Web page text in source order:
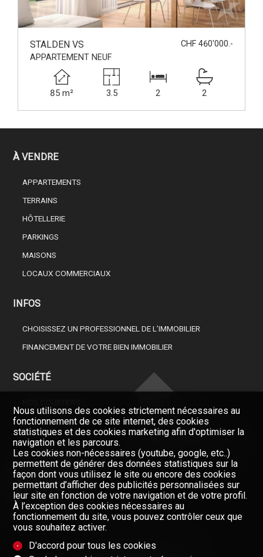
STALDEN VS
CHF 460'000.-
APPARTEMENT NEUF
85 m² 3.5 2 2
À VENDRE
APPARTEMENTS
TERRAINS
HÔTELLERIE
PARKINGS
MAISONS
LOCAUX COMMERCIAUX
INFOS
CHOISISSEZ UN PROFESSIONNEL DE L’IMMOBILIER
FINANCEMENT DE VOTRE BIEN IMMOBILIER
SOCIÉTÉ
À PROPOS DE NOUS
GAZETTE
FORMULAIRE DE CONTACT
Restez informés, enregistrez-
vous à notre newsletter
Newsletter
Nous utilisons des cookies strictement nécessaires au
fonctionnement de ce site internet, des cookies
statistiques et des cookies marketing afin d'optimiser la
navigation et les parcours.
Les cookies non-nécessaires (youtube, google, etc..)
permettent de générer des données statistiques sur la
façon dont vous utilisez le site ou encore des cookies
permettant d’afficher des publicités personnalisées sur
leur site en fonction de votre navigation et de votre profil.
À l’exception des cookies nécessaires au
fonctionnement du site, vous pouvez contrôler ceux que
vous souhaitez activer.
D'accord pour tous les cookies